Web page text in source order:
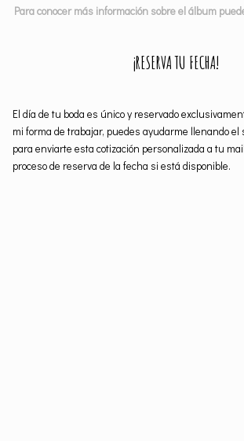
Para conocer más información sobre el álbum
¡RESERVA TU FECHA!
El día de tu boda es único y reservado
mi forma de trabajar, puedes ayudarme llenando
para enviarte esta cotización personalizada a tu
proceso de reserva de la fecha si está disponible.